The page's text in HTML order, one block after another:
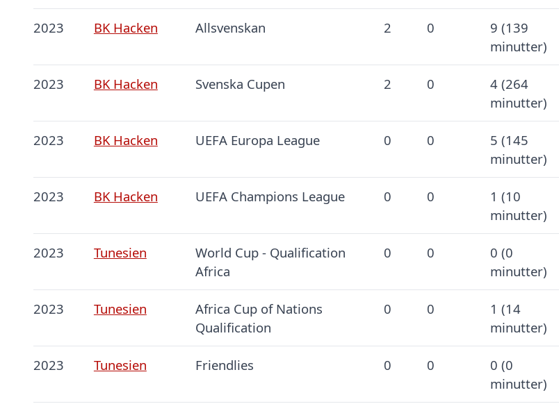
2023 BK Hacken Allsvenskan 2 0
9 (139
minutter)
2023 BK Hacken Svenska Cupen 2 0
4 (264
minutter)
2023 BK Hacken UEFA Europa League 0 0
5 (145
minutter)
2023 BK Hacken UEFA Champions League 0 0
1 (10
minutter)
2023 Tunesien
World Cup - Qualification
Africa
0 0
0 (0
minutter)
2023 Tunesien
Africa Cup of Nations
Qualification
0 0
1 (14
minutter)
2023 Tunesien Friendlies 0 0
0 (0
minutter)